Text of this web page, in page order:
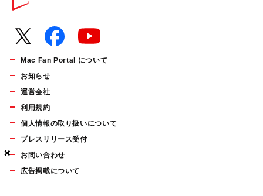
×
×
×
×
Mac Fan Portal について
お知らせ
運営会社
利用規約
個人情報の取り扱いについて
プレスリリース受付
お問い合わせ
広告掲載について